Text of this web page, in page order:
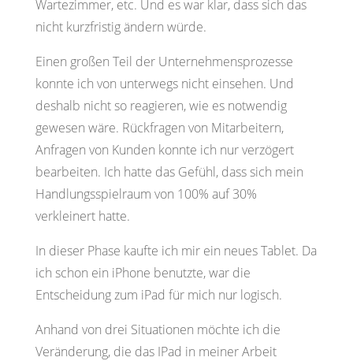
Wartezimmer, etc. Und es war klar, dass sich das
nicht kurzfristig ändern würde.
Einen großen Teil der Unternehmensprozesse
konnte ich von unterwegs nicht einsehen. Und
deshalb nicht so reagieren, wie es notwendig
gewesen wäre. Rückfragen von Mitarbeitern,
Anfragen von Kunden konnte ich nur verzögert
bearbeiten. Ich hatte das Gefühl, dass sich mein
Handlungsspielraum von 100% auf 30%
verkleinert hatte.
In dieser Phase kaufte ich mir ein neues Tablet. Da
ich schon ein iPhone benutzte, war die
Entscheidung zum iPad für mich nur logisch.
Anhand von drei Situationen möchte ich die
Veränderung, die das IPad in meiner Arbeit